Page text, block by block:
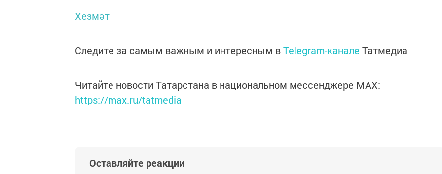
Хезмәт
Следите за самым важным и интересным вTelegram-канале Татмедиа
Читайте новости Татарстана в национальном мессенджере MАХ:
https://max.ru/tatmedia
Оставляйте реакции